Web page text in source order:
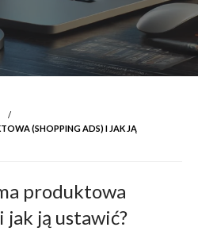
(SHOPPING ADS) I JAK JĄ
produktowa
jak ją ustawić?